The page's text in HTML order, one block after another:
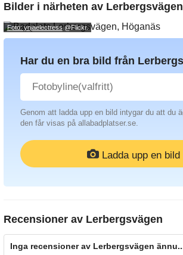
Bilder i närheten av Lerbergsvägen
Foto: ynjaelectress@Flickr.
Har du en bra bild från
Genom att ladda upp en bild intygar du att du
den får visas på allabadplatser.se.
Ladda upp en bild
Recensioner av Lerbergsvägen
Inga recensioner av Lerbergsvägen